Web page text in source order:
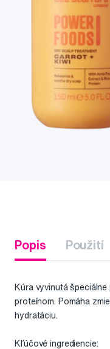
Popis Použití
Kúra vyvinutá
proteínom. Pomáha
hydratáciu.
Kľúčové ingrediencie: